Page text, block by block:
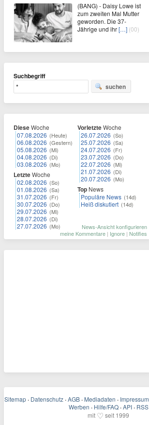
(BANG) - Daisy Lowe ist
zum zweiten Mal Mutter
geworden. Die 37-
Jährige und ihr[…] (00)
Suchbegriff
suchen
DieseWoche
07.08.2026 (Heute)
06.08.2026 (Gestern)
05.08.2026 (Mi)
04.08.2026 (Di)
03.08.2026 (Mo)
LetzteWoche
02.08.2026 (So)
01.08.2026 (Sa)
31.07.2026 (Fr)
30.07.2026 (Do)
29.07.2026 (Mi)
28.07.2026 (Di)
27.07.2026 (Mo)
VorletzteWoche
26.07.2026 (So)
25.07.2026 (Sa)
24.07.2026 (Fr)
23.07.2026 (Do)
22.07.2026 (Mi)
21.07.2026 (Di)
20.07.2026 (Mo)
Top News
Populäre News (14d)
Heiß diskutiert (14d)
News-Ansicht konfigurieren
meine Kommentare | Ignore | Notifies
Sitemap · Datenschutz · AGB · Mediadaten · Impressum
Werben · Hilfe/FAQ · API · RSS
mit ♡ seit 1999